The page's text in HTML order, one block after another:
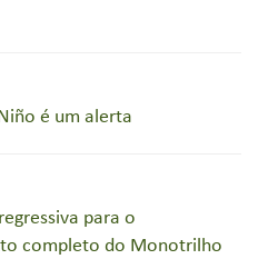
é um alerta
para o
completo do Monotrilho